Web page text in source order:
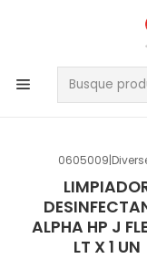
0605009|
ALPHA HP J
LT X 1 UN